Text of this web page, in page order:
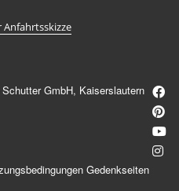
Anfahrtsskizze
GmbH, Kaiserslautern
Gedenkseiten